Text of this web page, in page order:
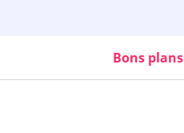
Bons plans